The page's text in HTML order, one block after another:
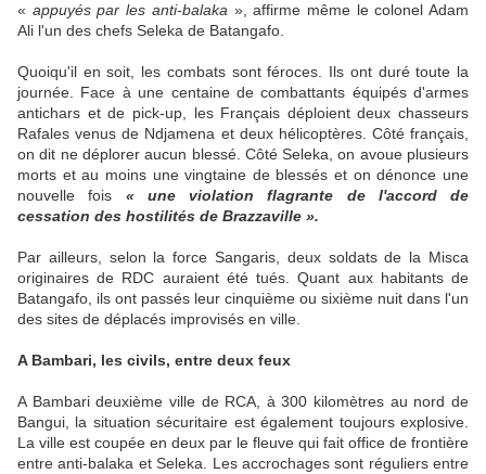
« appuyés par les anti-balaka », affirme même le colonel Adam
Ali l'un des chefs Seleka de Batangafo.
Quoiqu'il en soit, les combats sont féroces. Ils ont duré toute la
journée. Face à une centaine de combattants équipés d'armes
antichars et de pick-up, les Français déploient deux chasseurs
Rafales venus de Ndjamena et deux hélicoptères. Côté français,
on dit ne déplorer aucun blessé. Côté Seleka, on avoue plusieurs
morts et au moins une vingtaine de blessés et on dénonce une
nouvelle fois « une violation flagrante de l'accord de
cessation des hostilités de Brazzaville ».
Par ailleurs, selon la force Sangaris, deux soldats de la Misca
originaires de RDC auraient été tués. Quant aux habitants de
Batangafo, ils ont passés leur cinquième ou sixième nuit dans l'un
des sites de déplacés improvisés en ville.
A Bambari, les civils, entre deux feux
A Bambari deuxième ville de RCA, à 300 kilomètres au nord de
Bangui, la situation sécuritaire est également toujours explosive.
La ville est coupée en deux par le fleuve qui fait office de frontière
entre anti-balaka et Seleka. Les accrochages sont réguliers entre